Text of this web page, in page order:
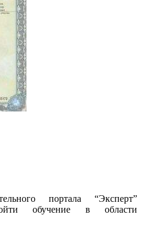
портала “Эксперт”
обучение в области